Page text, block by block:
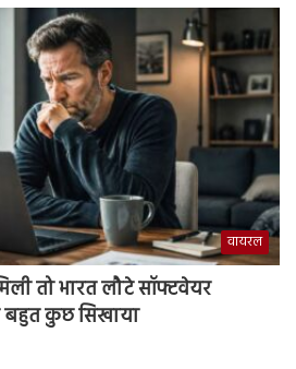
वायरल
तो भारत लौटे सॉफ्टवेयर
बहुत कुछ सिखाया